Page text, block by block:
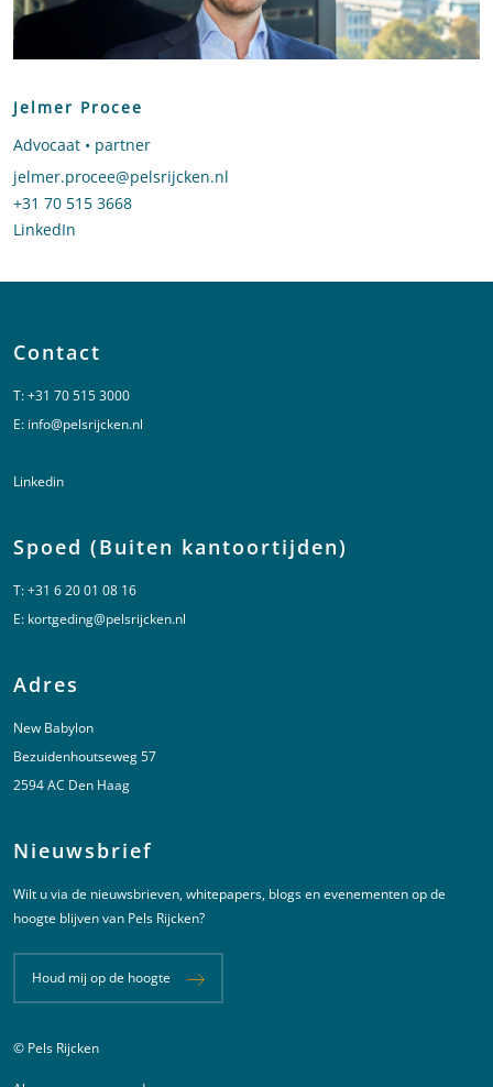
Jelmer Procee
Advocaat • partner
Stuur een e-mail naar Jelmer Procee
jelmer.procee@pelsrijcken.nl
Bel naar Jelmer Procee
+31 70 515 3668
LinkedIn
Contact
T:+31 70 515 3000
E: info@pelsrijcken.nl
Linkedin
Spoed (Buiten kantoortijden)
T:+31 6 20 01 08 16
E: kortgeding@pelsrijcken.nl
Adres
New Babylon
Bezuidenhoutseweg 57
2594 AC Den Haag
Nieuwsbrief
Wilt u via de nieuwsbrieven, whitepapers, blogs en evenementen op de
hoogte blijven van Pels Rijcken?
Houd mij op de hoogte
© Pels Rijcken